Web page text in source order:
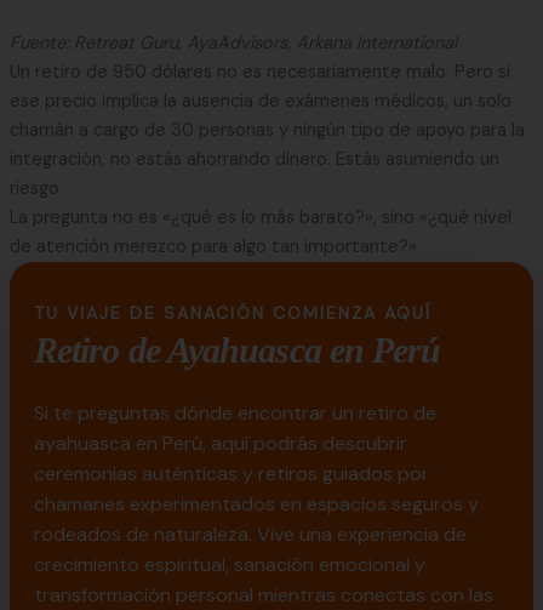
Fuente: Retreat Guru, AyaAdvisors, Arkana International
Un retiro de 950 dólares no es necesariamente malo. Pero si
ese precio implica la ausencia de exámenes médicos, un solo
chamán a cargo de 30 personas y ningún tipo de apoyo para la
integración, no estás ahorrando dinero. Estás asumiendo un
riesgo.
La pregunta no es «¿qué es lo más barato?», sino «¿qué nivel
de atención merezco para algo tan importante?».
TU VIAJE DE SANACIÓN COMIENZA AQUÍ
Retiro de Ayahuasca en Perú
Si te preguntas dónde encontrar un retiro de
ayahuasca en Perú, aquí podrás descubrir
ceremonias auténticas y retiros guiados por
chamanes experimentados en espacios seguros y
rodeados de naturaleza. Vive una experiencia de
crecimiento espiritual, sanación emocional y
transformación personal mientras conectas con las